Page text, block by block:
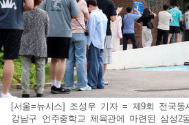
[서울=뉴시스] 조성우 기자 = 제9회 전국동
강남구 언주중학교 체육관에 마련된 삼성2